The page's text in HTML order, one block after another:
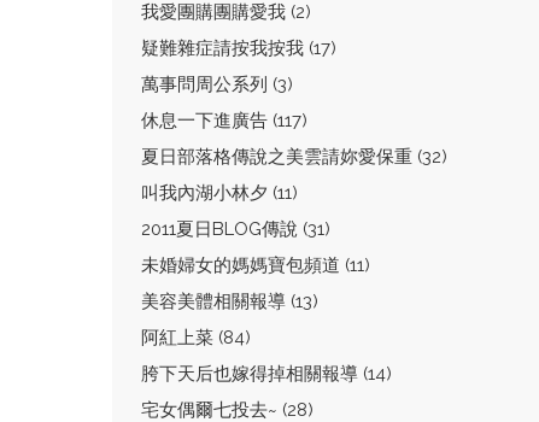
我愛團購團購愛我 (2)
疑難雜症請按我按我 (17)
萬事問周公系列 (3)
休息一下進廣告 (117)
夏日部落格傳說之美雲請妳愛保重 (32)
叫我內湖小林夕 (11)
2011夏日BLOG傳說 (31)
未婚婦女的媽媽寶包頻道 (11)
美容美體相關報導 (13)
阿紅上菜 (84)
胯下天后也嫁得掉相關報導 (14)
宅女偶爾七投去~ (28)